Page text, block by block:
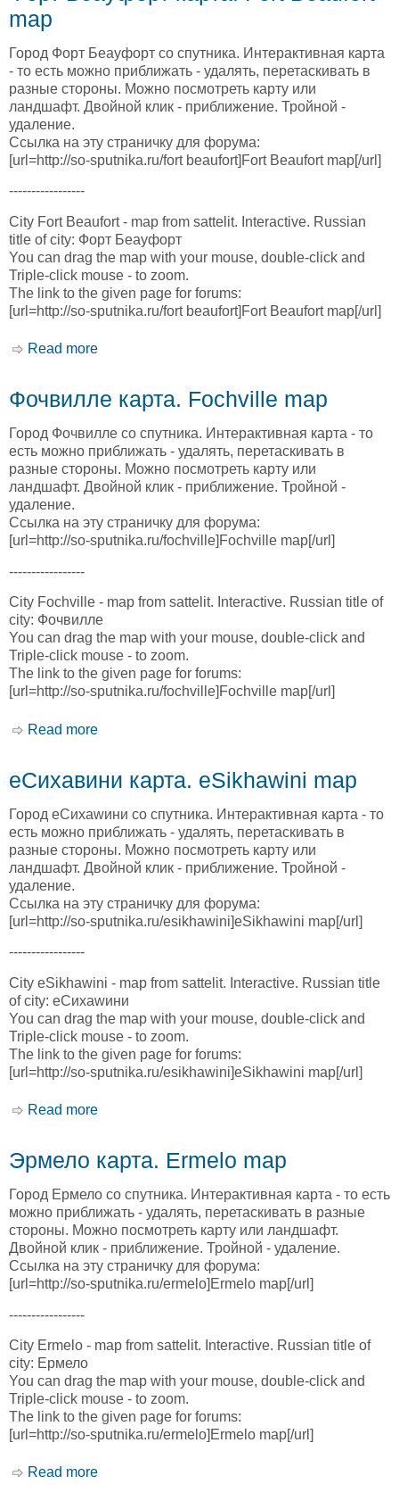
map
Город Форт Беауфорт со спутника. Интерактивная карта
- то есть можно приближать - удалять, перетаскивать в
разные стороны. Можно посмотреть карту или
ландшафт. Двойной клик - приближение. Тройной -
удаление.
Ссылка на эту страничку для форума:
[url=http://so-sputnika.ru/fort beaufort]Fort Beaufort map[/url]
-----------------
City Fort Beaufort - map from sattelit. Interactive. Russian
title of city: Форт Беауфорт
You can drag the map with your mouse, double-click and
Triple-click mouse - to zoom.
The link to the given page for forums:
[url=http://so-sputnika.ru/fort beaufort]Fort Beaufort map[/url]
Read more
Фочвилле карта. Fochville map
Город Фочвилле со спутника. Интерактивная карта - то
есть можно приближать - удалять, перетаскивать в
разные стороны. Можно посмотреть карту или
ландшафт. Двойной клик - приближение. Тройной -
удаление.
Ссылка на эту страничку для форума:
[url=http://so-sputnika.ru/fochville]Fochville map[/url]
-----------------
City Fochville - map from sattelit. Interactive. Russian title of
city: Фочвилле
You can drag the map with your mouse, double-click and
Triple-click mouse - to zoom.
The link to the given page for forums:
[url=http://so-sputnika.ru/fochville]Fochville map[/url]
Read more
еСихавини карта. eSikhawini map
Город еСихаwини со спутника. Интерактивная карта - то
есть можно приближать - удалять, перетаскивать в
разные стороны. Можно посмотреть карту или
ландшафт. Двойной клик - приближение. Тройной -
удаление.
Ссылка на эту страничку для форума:
[url=http://so-sputnika.ru/esikhawini]eSikhawini map[/url]
-----------------
City eSikhawini - map from sattelit. Interactive. Russian title
of city: еСихаwини
You can drag the map with your mouse, double-click and
Triple-click mouse - to zoom.
The link to the given page for forums:
[url=http://so-sputnika.ru/esikhawini]eSikhawini map[/url]
Read more
Эрмело карта. Ermelo map
Город Ермело со спутника. Интерактивная карта - то есть
можно приближать - удалять, перетаскивать в разные
стороны. Можно посмотреть карту или ландшафт.
Двойной клик - приближение. Тройной - удаление.
Ссылка на эту страничку для форума:
[url=http://so-sputnika.ru/ermelo]Ermelo map[/url]
-----------------
City Ermelo - map from sattelit. Interactive. Russian title of
city: Ермело
You can drag the map with your mouse, double-click and
Triple-click mouse - to zoom.
The link to the given page for forums:
[url=http://so-sputnika.ru/ermelo]Ermelo map[/url]
Read more